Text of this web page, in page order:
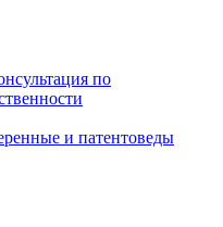
по
и патентоведы